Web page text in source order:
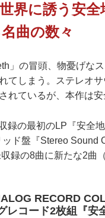
界に誘う安
曲の数々
」の冒頭、物憂げな
てしまう。ステレオ
れているが、本作は
録の最初のLP『安全
ド盤『Stereo Sound
録の8曲に新たな2曲
RECORD
レコード2枚組『安